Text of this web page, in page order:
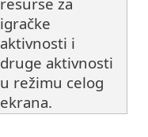
igračke
aktivnosti i
druge aktivnosti
u režimu celog
ekrana.